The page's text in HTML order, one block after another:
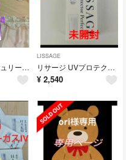
トワニーセンチュリープライムローションⅡレフィル
LISSAGE
リサージ UVプロテクターパーフェクトN 50g
¥ 2,540